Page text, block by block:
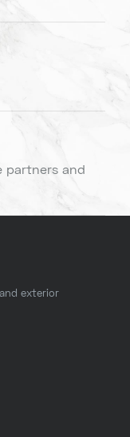
partners and
exterior